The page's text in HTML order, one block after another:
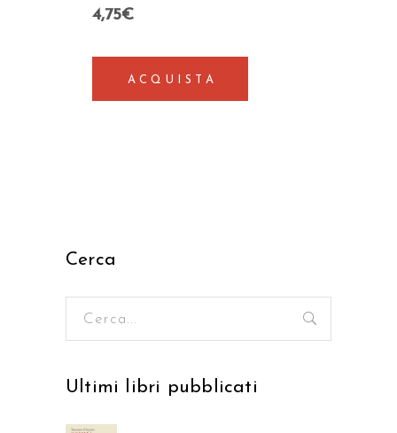
4,75€
ACQUISTA
Cerca
Ultimi libri pubblicati